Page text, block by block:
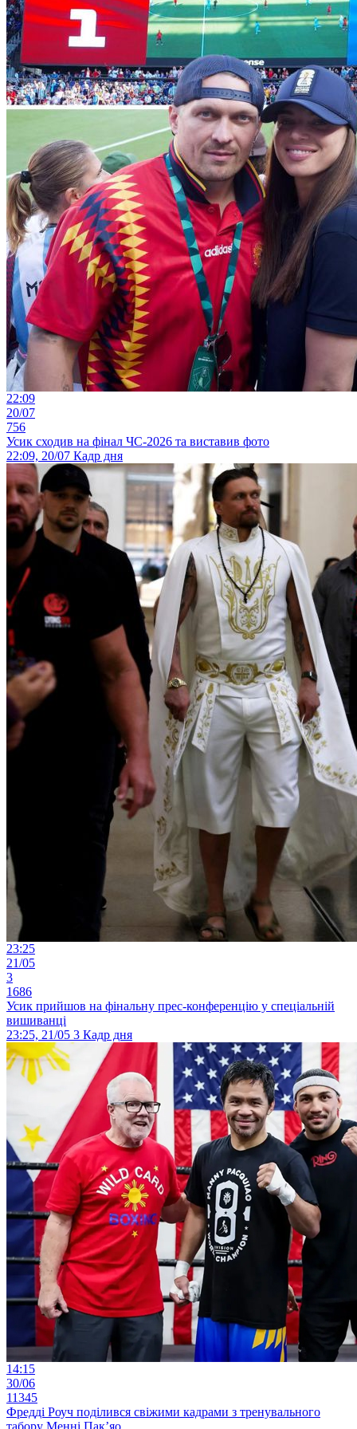
22:09
20/07
756
Усик сходив на фінал ЧС-2026 та виставив фото
22:09, 20/07 Кадр дня
23:25
21/05
3
1686
Усик прийшов на фінальну прес-конференцію у спеціальній
вишиванці
23:25, 21/05 3 Кадр дня
14:15
30/06
11345
Фредді Роуч поділився свіжими кадрами з тренувального